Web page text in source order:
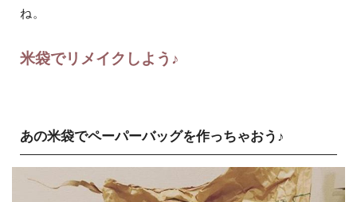
ね。
米袋でリメイクしよう♪
あの米袋でペーパーバッグを作っちゃおう♪